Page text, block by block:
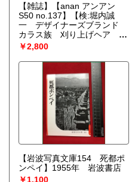
【雑誌】【anan アンアン
S50 no.137】【検:堀内誠
一 デザイナーズブランド
カラス族 刈り上げヘア ハ
ウスマヌカン ELLE アンア
ン エルジャポン】
￥2,800
【岩波写真文庫154 死都ポ
ンペイ】1955年 岩波書店
￥1,100